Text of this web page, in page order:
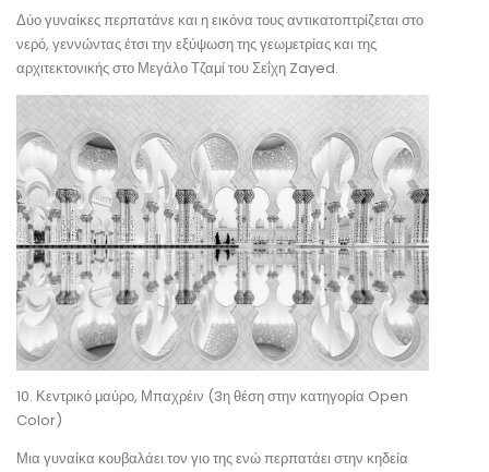
Δύο γυναίκες περπατάνε και η εικόνα τους αντικατοπτρίζεται στο
νερό, γεννώντας έτσι την εξύψωση της γεωμετρίας και της
αρχιτεκτονικής στο Μεγάλο Τζαμί του Σεΐχη Zayed.
10. Κεντρικό μαύρο, Μπαχρέιν (3η θέση στην κατηγορία Open
Color)
Μια γυναίκα κουβαλάει τον γιο της ενώ περπατάει στην κηδεία